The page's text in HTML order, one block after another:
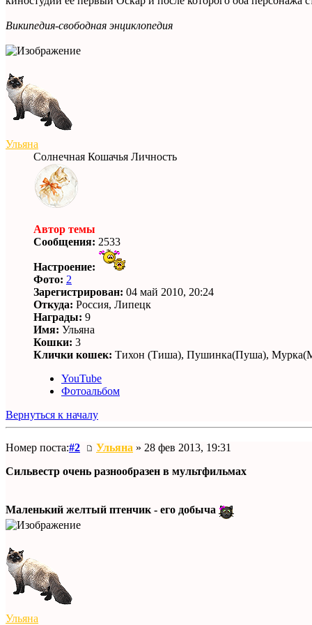
Википедия-свободная энциклопедия
Ульяна
Солнечная Кошачья Личность
Автор темы
Сообщения: 2533
Настроение:
Фото: 2
Зарегистрирован: 04 май 2010, 20:24
Откуда: Россия, Липецк
Награды: 9
Имя: Ульяна
Кошки: 3
Клички кошек: Тихон (Тиша), Пушинка(Пуша),
YouTube
Фотоальбом
Вернуться к началу
Номер поста:#2 Ульяна » 28 фев 2013, 19:31
Сильвестр очень разнообразен в мультфильмах
Маленький желтый птенчик - его добыча
Ульяна